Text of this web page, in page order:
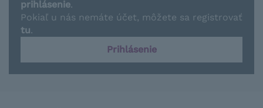
prihlásenie.
Pokiaľ u nás nemáte účet, môžete sa registrovať
tu.
Prihlásenie